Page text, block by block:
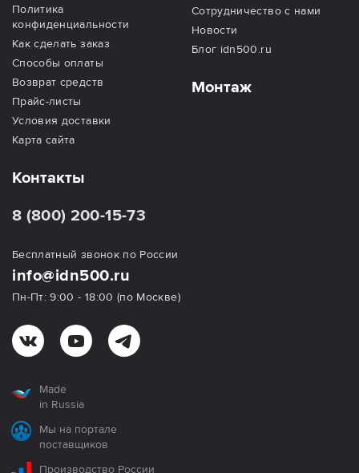
Политика
конфиденциальности
Как сделать заказ
Способы оплаты
Возврат средств
Прайс-листы
Условия доставки
Карта сайта
Сотрудничество с нами
Новости
Блог idn500.ru
Монтаж
Контакты
8 (800) 200-15-73
Бесплатный звонок по России
info@idn500.ru
Пн-Пт: 9:00 - 18:00 (по Москве)
Made
in Russia
Мы на портале
поставщиков
Производство России